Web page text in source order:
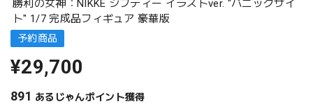
勝利の女神：NIKKE シフティー イラストver. "パニックサイ
ト" 1/7 完成品フィギュア 豪華版
予約商品
¥29,700
891 あるじゃんポイント獲得